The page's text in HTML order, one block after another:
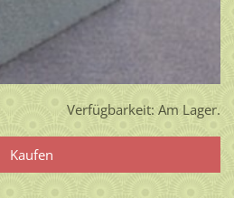
Verfügbarkeit: Am Lager.